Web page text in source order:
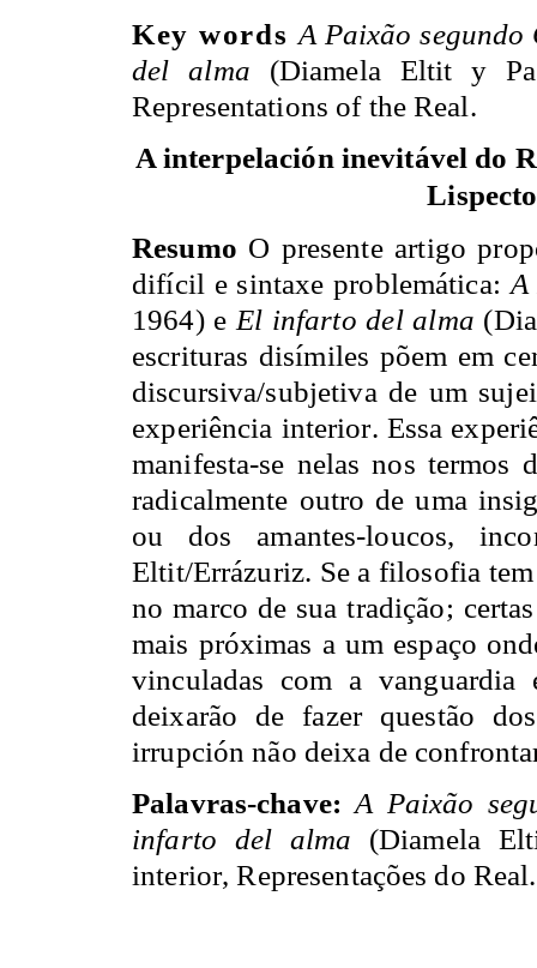
Key words A Paixão segundo
del alma (Diamela Eltit y
Representations of the Real.
A interpelación inevitável do
Resumo O presente artigo
difícil e sintaxe problemática: A
1964) e El infarto del alma
escrituras disímiles põem em
discursiva/subjetiva de um
experiência interior. Essa
manifesta-se nelas nos termos
radicalmente outro de uma
ou dos amantes-loucos,
Eltit/Errázuriz. Se a filosofia
no marco de sua tradição;
mais próximas a um espaço
vinculadas com a vanguardia
deixarão de fazer questão
irrupción não deixa de
Palavras-chave: A Paixão
infarto del alma (Diamela
interior, Representações do Real.